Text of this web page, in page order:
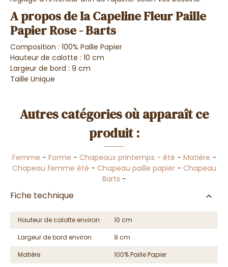
A propos de la Capeline Fleur Paille
Papier Rose - Barts
Composition : 100% Paille Papier
Hauteur de calotte : 10 cm
Largeur de bord : 9 cm
Taille Unique
Autres catégories où apparaît ce
produit :
Femme - Forme - Chapeaux printemps - été - Matière -
Chapeau femme été - Chapeau paille papier- Chapeau
Barts -
Fiche technique
Hauteur de calotte environ
10 cm
Largeur de bord environ
9 cm
Matière
100% Paille Papier